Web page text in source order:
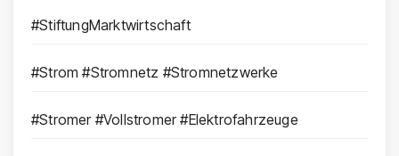
#StiftungMarktwirtschaft
#Strom #Stromnetz #Stromnetzwerke
#Stromer #Vollstromer #Elektrofahrzeuge